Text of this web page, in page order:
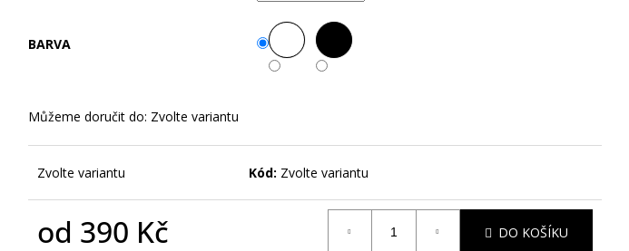
BARVA
Můžeme doručit do: Zvolte variantu
Zvolte variantu Kód: Zvolte variantu
od 390 Kč DO KOŠÍKU
ČERNOBÍLÝ VIKING - UNISEX TRIKO S